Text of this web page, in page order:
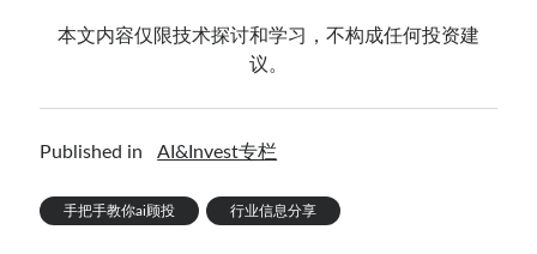
本文内容仅限技术探讨和学习，不构成任何投资建
议。
Published in AI&Invest专栏
手把手教你ai顾投 行业信息分享